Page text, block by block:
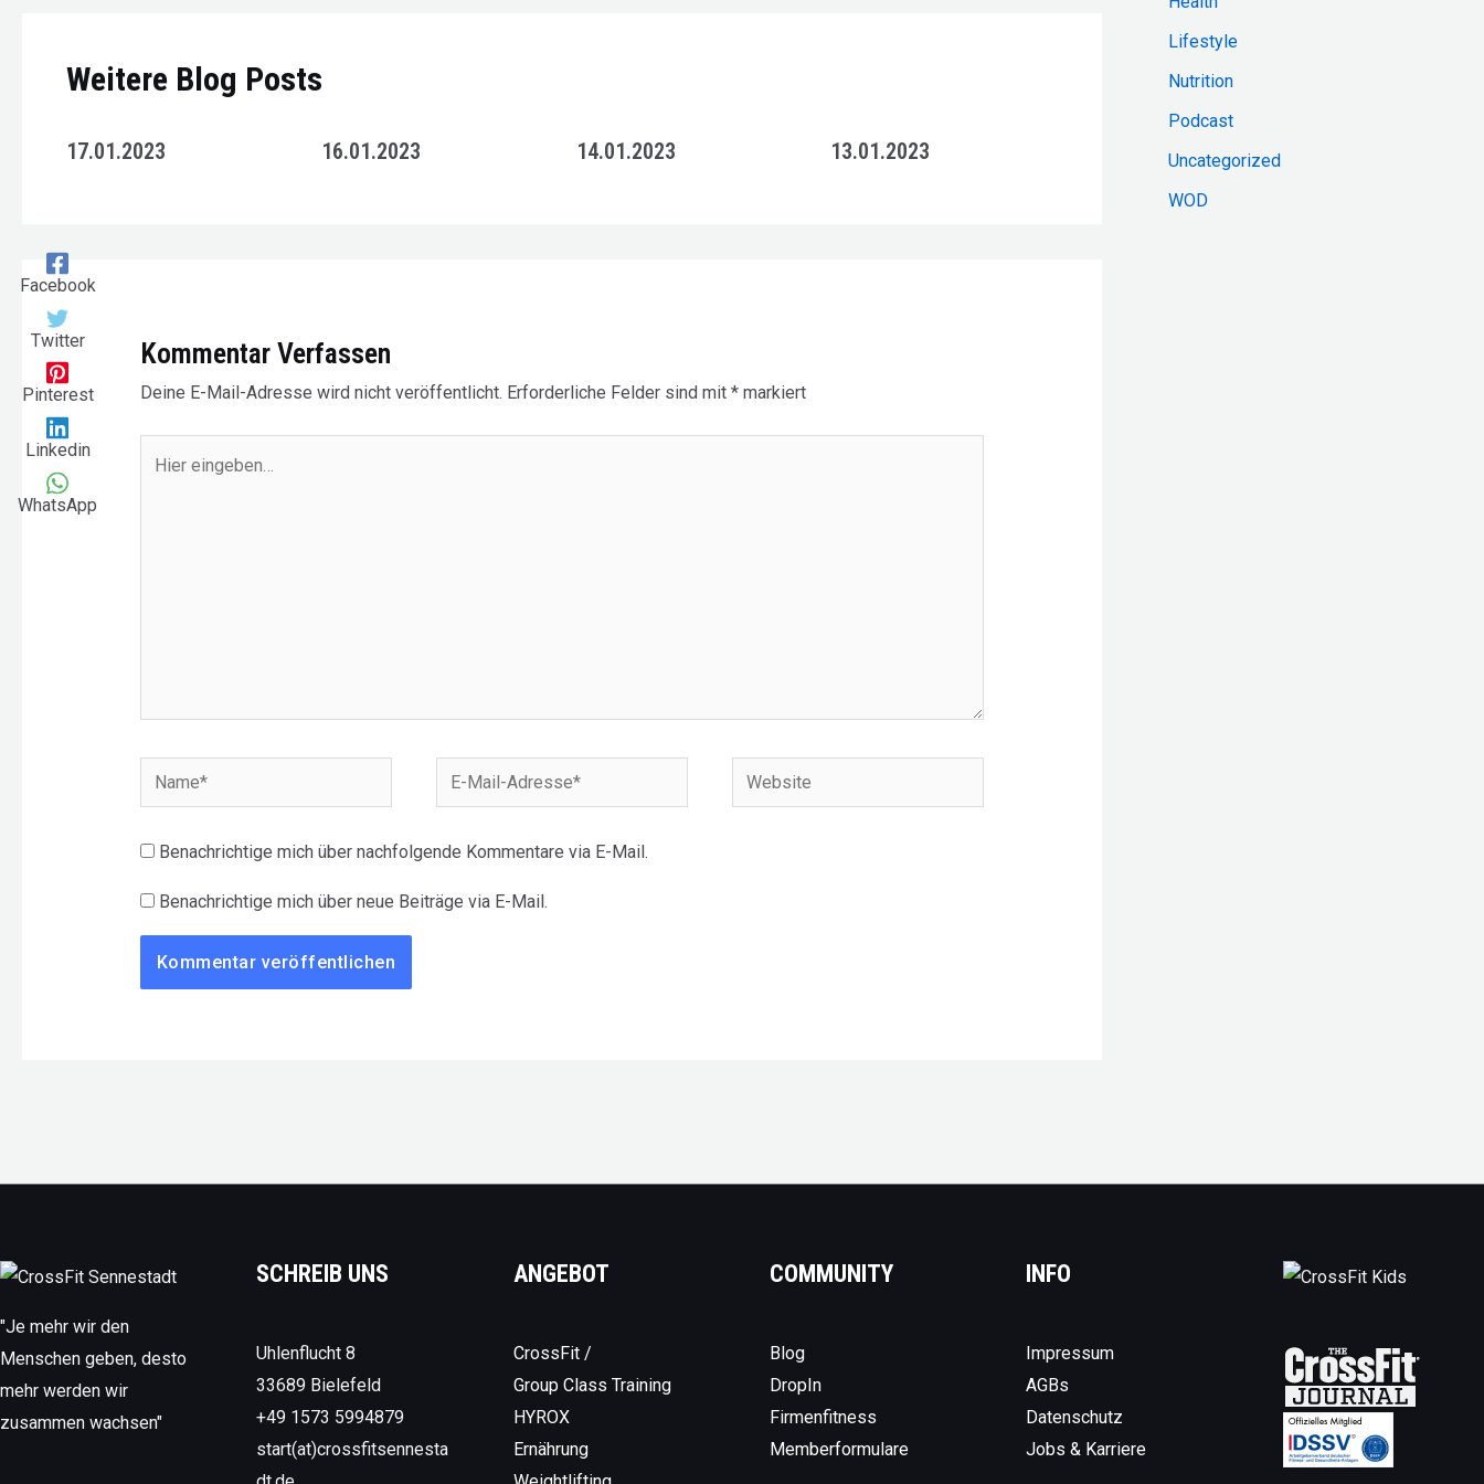
Facebook
Twitter
Pinterest
Linkedin
WhatsApp
Weitere Blog Posts
17.01.2023 16.01.2023 14.01.2023 13.01.2023
Kommentar Verfassen
Deine E-Mail-Adresse wird nicht veröffentlicht. Erforderliche Felder sind mit *markiert
Name*
Mail-
Website
Benachrichtige mich über nachfolgende Kommentare via E-Mail.
Benachrichtige mich über neue Beiträge via E-Mail.
:Lifestyle
Nutrition
Podcast
Uncategorized
WOD
"Je mehr wir den
Menschen geben, desto
mehr werden wir
zusammen wachsen"
SCHREIB UNS
Uhlenflucht 8
33689 Bielefeld
+49 1573 5994879
start(at)crossfitsennesta
ANGEBOT
CrossFit /
Group Class Training
HYROX
Ernährung
COMMUNITY
Blog
DropIn
Firmenfitness
Memberformulare
INFO
Impressum
AGBs
Datenschutz
Jobs & Karriere